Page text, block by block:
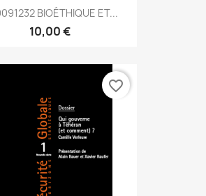
BIOÉTHIQUE ET...
10,00 €
favorite_border